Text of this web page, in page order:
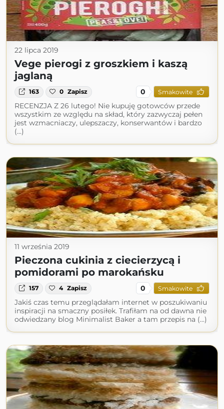
22 lipca 2019
Vege pierogi z groszkiem i kaszą
jaglaną
163 0 Zapisz 0 Smakowite
RECENZJA Z 26 lutego! Nie kupuję gotowców przede
wszystkim ze względu na skład, który zazwyczaj pełen
jest wzmacniaczy, ulepszaczy, konserwantów i bardzo
(...)
11 września 2019
Pieczona cukinia z ciecierzycą i
pomidorami po marokańsku
157 4 Zapisz 0 Smakowite
Jakiś czas temu przeglądałam internet w poszukiwaniu
inspiracji na smaczny posiłek. Trafiłam na od dawna nie
odwiedzany blog Minimalist Baker a tam przepis na (...)